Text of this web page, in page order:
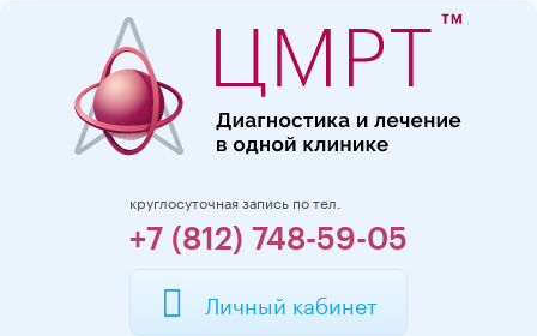
круглосуточная запись по тел.
+7 (812) 748-59-05
Личный кабинет